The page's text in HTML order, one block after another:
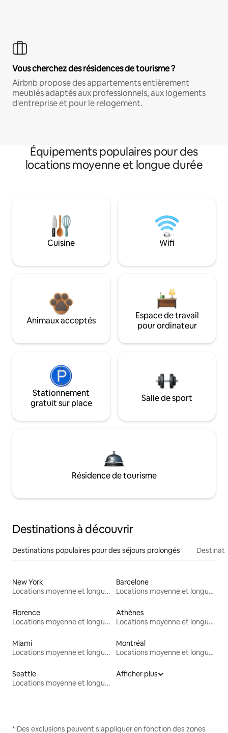
Vous cherchez des résidences de tourisme ?
Airbnb propose des appartements entièrement
meublés adaptés aux professionnels, aux logements
d'entreprise et pour le relogement.
Équipements populaires pour des
locations moyenne et longue durée
Cuisine Wifi
Animaux acceptés
Espace de travail
pour ordinateur
Stationnement
gratuit sur place
Salle de sport
Résidence de tourisme
Destinations à découvrir
Destinations populaires pour des séjours prolongés
New York
Locations moyenne et longue durée
Barcelone
Locations moyenne et longue durée
Florence
Locations moyenne et longue durée
Athènes
Locations moyenne et longue durée
Miami
Locations moyenne et longue durée
Montréal
Locations moyenne et longue durée
Seattle
Locations moyenne et longue durée
Afficher plus
* Des exclusions peuvent s'appliquer en fonction des zones